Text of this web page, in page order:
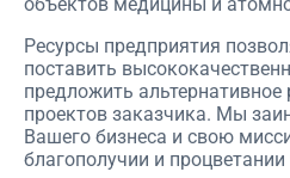
Ресурсы предприятия
поставить
предложить
проектов заказчика. Мы
Вашего бизнеса и свою
благополучии и процветании